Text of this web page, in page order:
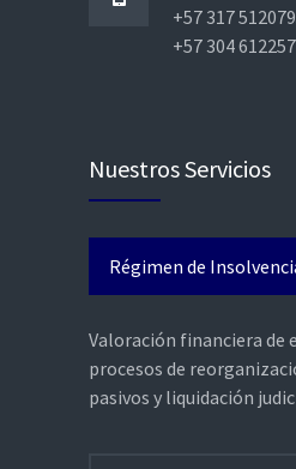
+57 317
+57 304
Nuestros Servicios
Régimen de
Valoración financiera de
procesos de
pasivos y liquidación